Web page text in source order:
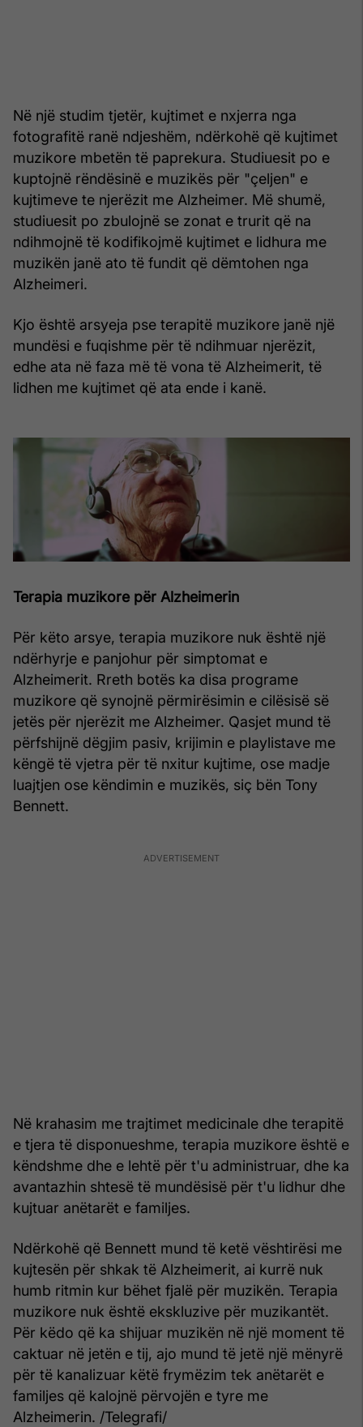
Në një studim tjetër, kujtimet e nxjerra nga
fotografitë ranë ndjeshëm, ndërkohë që kujtimet
muzikore mbetën të paprekura. Studiuesit po e
kuptojnë rëndësinë e muzikës për "çeljen" e
kujtimeve te njerëzit me Alzheimer. Më shumë,
studiuesit po zbulojnë se zonat e trurit që na
ndihmojnë të kodifikojmë kujtimet e lidhura me
muzikën janë ato të fundit që dëmtohen nga
Alzheimeri.
Kjo është arsyeja pse terapitë muzikore janë një
mundësi e fuqishme për të ndihmuar njerëzit,
edhe ata në faza më të vona të Alzheimerit, të
lidhen me kujtimet që ata ende i kanë.
Terapia muzikore për Alzheimerin
Për këto arsye, terapia muzikore nuk është një
ndërhyrje e panjohur për simptomat e
Alzheimerit. Rreth botës ka disa programe
muzikore që synojnë përmirësimin e cilësisë së
jetës për njerëzit me Alzheimer. Qasjet mund të
përfshijnë dëgjim pasiv, krijimin e playlistave me
këngë të vjetra për të nxitur kujtime, ose madje
luajtjen ose këndimin e muzikës, siç bën Tony
Bennett.
Në krahasim me trajtimet medicinale dhe terapitë
e tjera të disponueshme, terapia muzikore është e
këndshme dhe e lehtë për t'u administruar, dhe ka
avantazhin shtesë të mundësisë për t'u lidhur dhe
kujtuar anëtarët e familjes.
Ndërkohë që Bennett mund të ketë vështirësi me
kujtesën për shkak të Alzheimerit, ai kurrë nuk
humb ritmin kur bëhet fjalë për muzikën. Terapia
muzikore nuk është ekskluzive për muzikantët.
Për këdo që ka shijuar muzikën në një moment të
caktuar në jetën e tij, ajo mund të jetë një mënyrë
për të kanalizuar këtë frymëzim tek anëtarët e
familjes që kalojnë përvojën e tyre me
Alzheimerin. /Telegrafi/